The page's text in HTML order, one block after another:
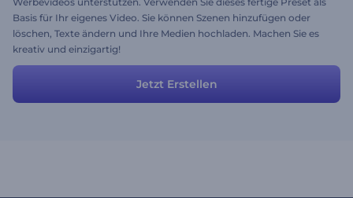
Basis für Ihr eigenes Video. Sie können Szenen hinzufügen oder
löschen, Texte ändern und Ihre Medien hochladen. Machen Sie es
kreativ und einzigartig!
Jetzt Erstellen